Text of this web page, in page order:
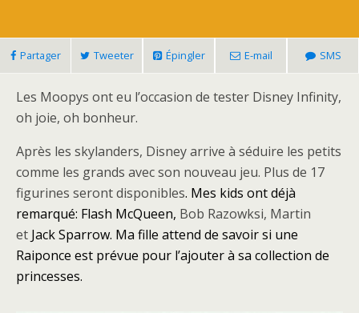
Partager Tweeter Épingler E-mail SMS
Les Moopys ont eu l’occasion de tester Disney Infinity,
oh joie, oh bonheur.
Après les skylanders, Disney arrive à séduire les petits
comme les grands avec son nouveau jeu. Plus de 17
figurines seront disponibles. Mes kids ont déjà
remarqué: Flash McQueen, Bob Razowksi, Martin
et Jack Sparrow. Ma fille attend de savoir si une
Raiponce est prévue pour l’ajouter à sa collection de
princesses.